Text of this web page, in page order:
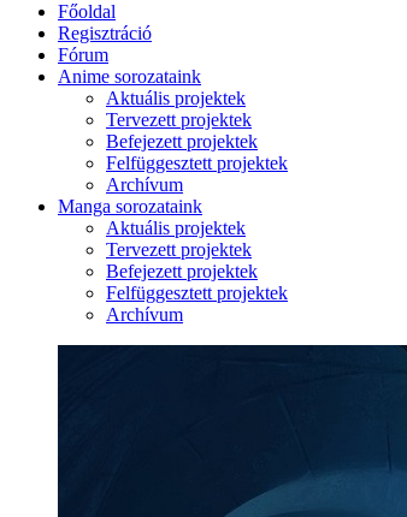
Főoldal
Regisztráció
Fórum
Anime sorozataink
Aktuális projektek
Tervezett projektek
Befejezett projektek
Felfüggesztett projektek
Archívum
Manga sorozataink
Aktuális projektek
Tervezett projektek
Befejezett projektek
Felfüggesztett projektek
Archívum